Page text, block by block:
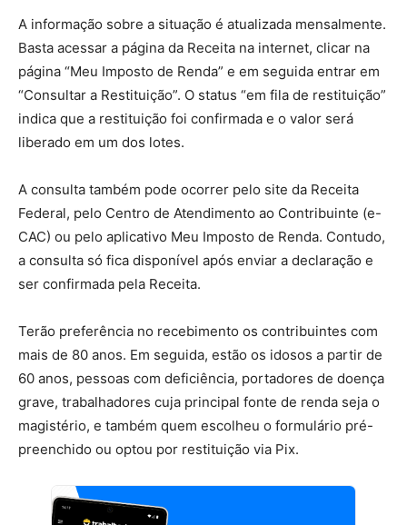
A informação sobre a situação é atualizada mensalmente.
Basta acessar a página da Receita na internet, clicar na
página “Meu Imposto de Renda” e em seguida entrar em
“Consultar a Restituição”. O status “em fila de restituição”
indica que a restituição foi confirmada e o valor será
liberado em um dos lotes.
A consulta também pode ocorrer pelo site da Receita
Federal, pelo Centro de Atendimento ao Contribuinte (e-
CAC) ou pelo aplicativo Meu Imposto de Renda. Contudo,
a consulta só fica disponível após enviar a declaração e
ser confirmada pela Receita.
Terão preferência no recebimento os contribuintes com
mais de 80 anos. Em seguida, estão os idosos a partir de
60 anos, pessoas com deficiência, portadores de doença
grave, trabalhadores cuja principal fonte de renda seja o
magistério, e também quem escolheu o formulário pré-
preenchido ou optou por restituição via Pix.